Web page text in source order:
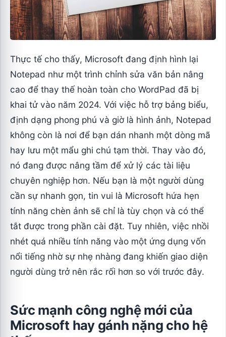
Thực tế cho thấy, Microsoft đang định hình lại
Notepad như một trình chỉnh sửa văn bản nâng
cao để thay thế hoàn toàn cho WordPad đã bị
khai tử vào năm 2024. Với việc hỗ trợ bảng biểu,
định dạng phong phú và giờ là hình ảnh, Notepad
không còn là nơi để bạn dán nhanh một dòng mã
hay lưu một mẩu ghi chú tạm thời. Thay vào đó,
nó đang được nâng tầm để xử lý các tài liệu
chuyên nghiệp hơn. Nếu bạn là một người dùng
cần sự nhanh gọn, tin vui là Microsoft hứa hẹn
tính năng chèn ảnh sẽ chỉ là tùy chọn và có thể
tắt được trong phần cài đặt. Tuy nhiên, việc nhồi
nhét quá nhiều tính năng vào một ứng dụng vốn
nổi tiếng nhờ sự nhẹ nhàng đang khiến giao diện
người dùng trở nên rắc rối hơn so với trước đây.
Sức mạnh công nghệ mới của
Microsoft hay gánh nặng cho hệ